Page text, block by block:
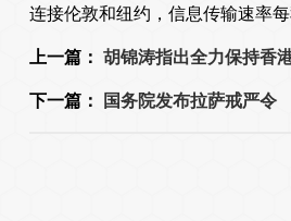
连接伦敦和纽约，信息传输速率
上一篇： 胡锦涛指出全力保持香
下一篇： 国务院发布拉萨戒严令